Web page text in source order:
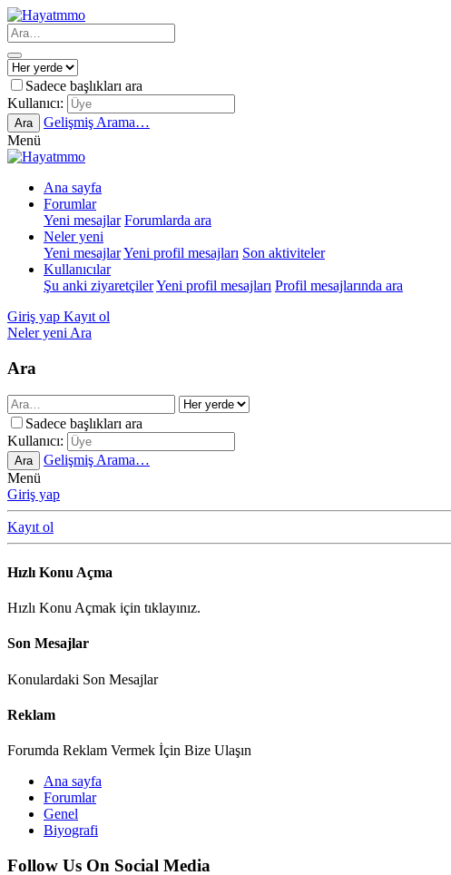
Sadece başlıkları ara
Kullanıcı:
Ara
Gelişmiş Arama…
Menü
Ana sayfa
Forumlar
Yeni mesajlar Forumlarda ara
Neler yeni
Yeni mesajlarYeni profil mesajları Son aktiviteler
Kullanıcılar
Şu anki ziyaretçilerYeni profil mesajları Profil mesajlarında ara
Giriş yap Kayıt ol
Neler yeni Ara
Ara
Sadece başlıkları ara
Kullanıcı:
Ara
Gelişmiş Arama…
Menü
Giriş yap
Kayıt ol
Hızlı Konu Açma
Hızlı Konu Açmak için tıklayınız.
Son Mesajlar
Konulardaki Son Mesajlar
Reklam
Forumda Reklam Vermek İçin Bize Ulaşın
Ana sayfa
Forumlar
Genel
Biyografi
Follow Us On Social Media